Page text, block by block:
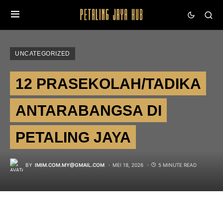
UNCATEGORIZED
12 PRASEKOLAH/TADIKA
ANTARABANGSA DI
PETALING JAYA
BY IMIM.COM.MY@GMAIL.COM MEI 18, 2026 5 MINUTE READ